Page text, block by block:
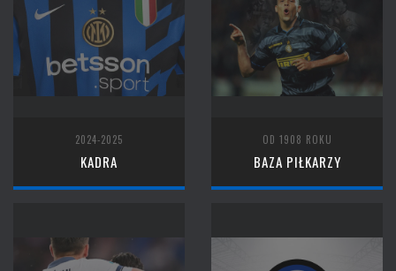
2024-2025
KADRA
OD 1908 ROKU
BAZA PIŁKARZY